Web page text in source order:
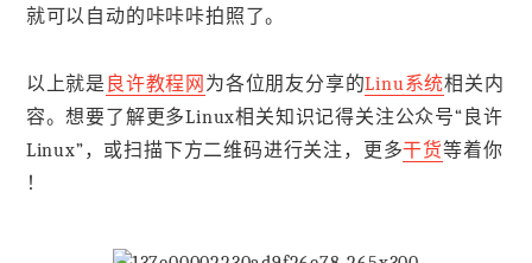
就可以自动的咔咔咔拍照了。
以上就是 良许教程网 为各位朋友分享的Linu系统相关内
容。想要了解更多Linux相关知识记得关注公众号“良许
Linux”，或扫描下方二维码进行关注，更多干货等着你
！